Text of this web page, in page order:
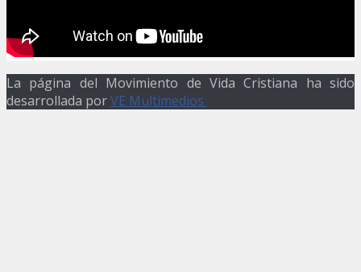
La página del Movimiento de Vida Cristiana ha sido
desarrollada porVE Multimedios